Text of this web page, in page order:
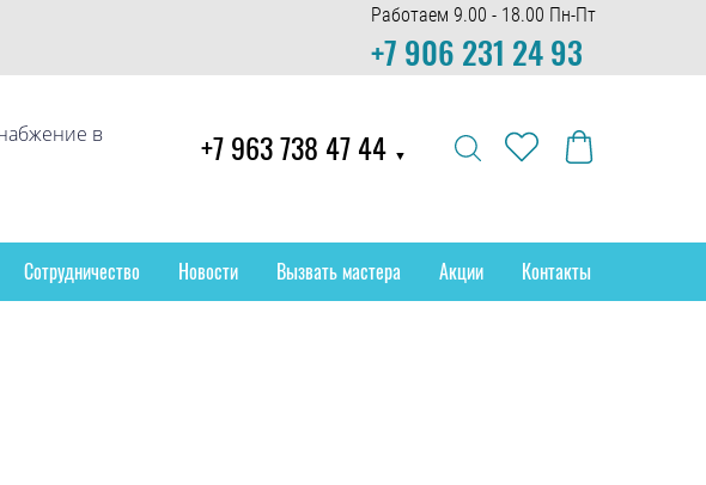
Работаем 9.00 - 18.00 Пн-Пт
+7 906 231 24 93
в
+7 963 738 47 44 ▼
Сотрудничество Новости Вызвать мастера Акции Контакты